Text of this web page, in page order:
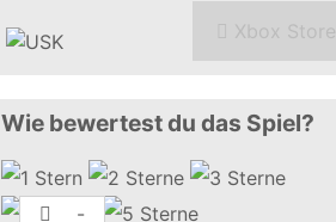
Xbox Store
Wie bewertest du das Spiel?
-